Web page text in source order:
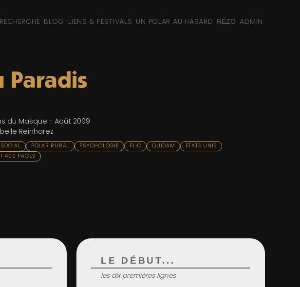
RECHERCHE BLOG LIENS & FESTIVALS UN POLAR AU HASARD RÉZO ADMIN
Paradis
du Masque - Août 2009
Reinharez
POLAR RURAL PSYCHOLOGIE FLIC QUIDAM
ETATS UNIS
400 PAGES
LE DÉBUT...
les dix premières lignes